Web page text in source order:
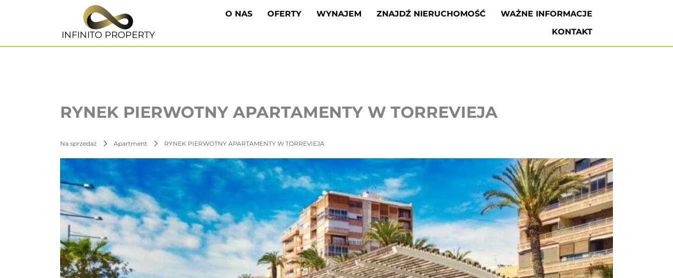
INFINITO PROPERTY
O NAS OFERTY WYNAJEM ZNAJDŹ NIERUCHOMOŚĆ
WAŻNE INFORMACJE
KONTAKT
RYNEK PIERWOTNY APARTAMENTY W TORREVIEJA
Na sprzedaż Apartment RYNEK PIERWOTNY APARTAMENTY W TORREVIEJA